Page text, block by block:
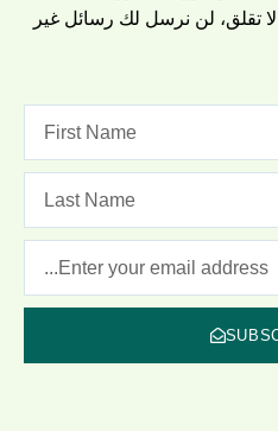
تقلق، لن نرسل لك رسائل غير